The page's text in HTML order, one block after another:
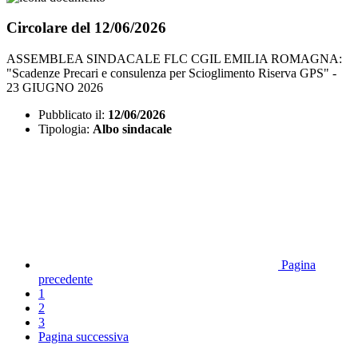
Circolare del 12/06/2026
ASSEMBLEA SINDACALE FLC CGIL EMILIA ROMAGNA:
"Scadenze Precari e consulenza per Scioglimento Riserva GPS" -
23 GIUGNO 2026
Pubblicato il: 12/06/2026
Tipologia: Albo sindacale
Pagina
precedente
1
2
3
Pagina successiva